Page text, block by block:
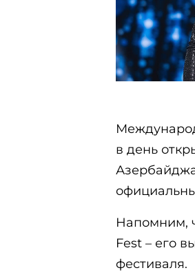
в день
Напомним,
Fest – его
фестиваля.